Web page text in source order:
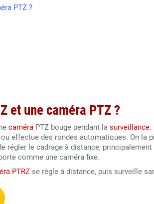
PTZ ?
et une caméra PTZ ?
caméra PTZ bouge pendant la surveillance.
effectue des rondes automatiques. On la
régler le cadrage à distance,
comme une caméra fixe.
PTRZ se règle à distance, puis surveille